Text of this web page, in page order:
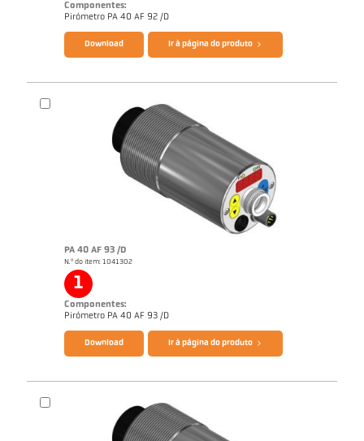
Componentes:
Pirómetro PA 40 AF 92 /D
Catálogo CellaTemp PA
Download Ir à página do produto
PA 40 AF 93 /D
N.º do item: 1041302
1
Componentes:
Pirómetro PA 40 AF 93 /D
Catálogo CellaTemp PA
Download Ir à página do produto